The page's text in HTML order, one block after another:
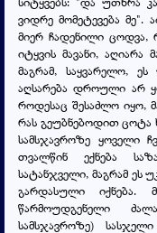
ვიდრე მომეტევება მე".
მიერ ჩადენილი ცოდვა,
იტყვის მავანი,
მაგრამ, საყვარელო,
აღსარება დროული არ
როდესაც შესაძლო იყო,
რას გეუბნებოდით ცოტა
სამსჯავროზე ყოველი
თვალწინ ექნება
სატანჯველი, მაგრამ ეს
გარდასული იქნება.
წარმოუდგენელი
სამსჯავროზე)